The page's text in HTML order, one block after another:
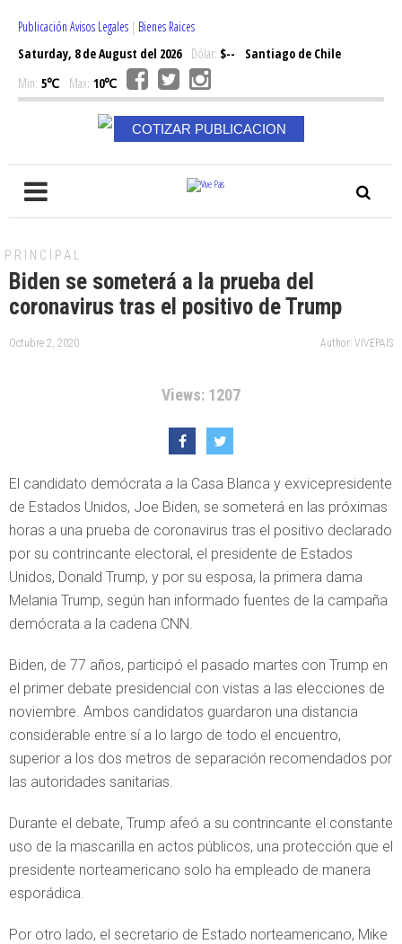
Publicación Avisos Legales | Bienes Raices
Saturday, 8 de August del 2026Dólar: $--
Santiago de Chile
Min: 5℃ Max: 10℃
COTIZAR PUBLICACION
PRINCIPAL
Biden se someterá a la prueba del
coronavirus tras el positivo de Trump
Octubre 2, 2020 Author: VIVEPAIS
Views: 1207
El candidato demócrata a la Casa Blanca y exvicepresidente
de Estados Unidos, Joe Biden, se someterá en las próximas
horas a una prueba de coronavirus tras el positivo declarado
por su contrincante electoral, el presidente de Estados
Unidos, Donald Trump, y por su esposa, la primera dama
Melania Trump, según han informado fuentes de la campaña
demócrata a la cadena CNN.
Biden, de 77 años, participó el pasado martes con Trump en
el primer debate presidencial con vistas a las elecciones de
noviembre. Ambos candidatos guardaron una distancia
considerable entre sí a lo largo de todo el encuentro,
superior a los dos metros de separación recomendados por
las autoridades sanitarias.
Durante el debate, Trump afeó a su contrincante el constante
uso de la mascarilla en actos públicos, una protección que el
presidente norteamericano solo ha empleado de manera
esporádica.
Por otro lado, el secretario de Estado norteamericano, Mike